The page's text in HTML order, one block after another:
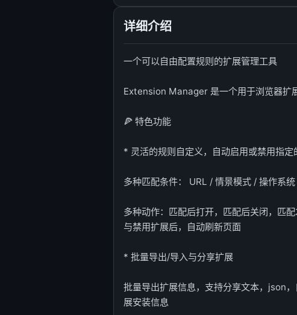
详细介绍
一个可以自由配置规则的扩展管理工具
Extension Manager 是一个用于浏览器扩
🍕 特色功能
* 灵活的规则自定义，自动启用或禁用指定
多种匹配条件： URL / 情景模式 / 操作系统
多种动作：匹配后打开，匹配后关闭，匹
与禁用扩展后，自动刷新页面
* 批量导出/导入与分享扩展
批量导出扩展信息，支持分享文本，json
展安装信息